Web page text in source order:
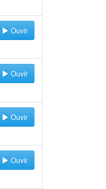
Ouvir
Ouvir
Ouvir
Ouvir